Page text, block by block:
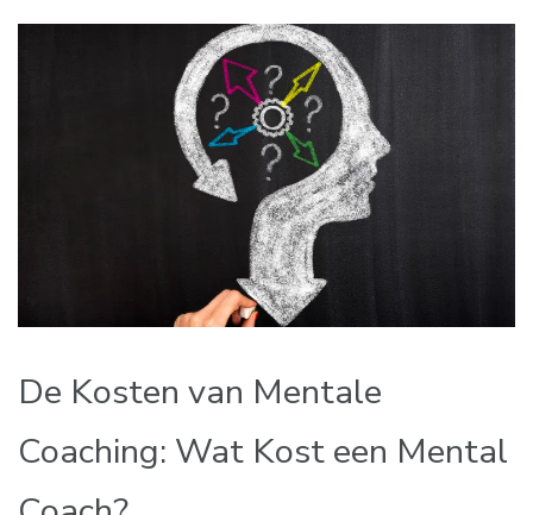
De Kosten van Mentale
Coaching: Wat Kost een Mental